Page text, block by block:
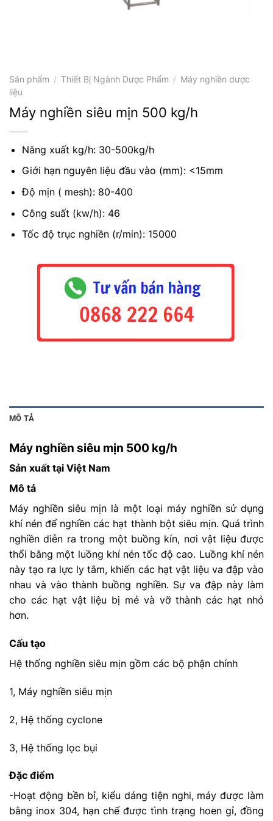
Sản phẩm / Thiết Bị Ngành Dược Phẩm / Máy nghiền dược
liệu
Máy nghiền siêu mịn 500 kg/h
Năng xuất kg/h: 30-500kg/h
Giới hạn nguyên liệu đầu vào (mm): <15mm
Độ mịn ( mesh): 80-400
Công suất (kw/h): 46
Tốc độ trục nghiền (r/min): 15000
MÔ TẢ
Máy nghiền siêu mịn 500 kg/h
Sản xuất tại Việt Nam
Mô tả
Máy nghiền siêu mịn là một loại máy nghiền sử dụng
khí nén để nghiền các hạt thành bột siêu mịn. Quá trình
nghiền diễn ra trong một buồng kín, nơi vật liệu được
thổi bằng một luồng khí nén tốc độ cao. Luồng khí nén
này tạo ra lực ly tâm, khiến các hạt vật liệu va đập vào
nhau và vào thành buồng nghiền. Sự va đập này làm
cho các hạt vật liệu bị mẻ và vỡ thành các hạt nhỏ
hơn.
Cấu tạo
Hệ thống nghiền siêu mịn gồm các bộ phận chính
1, Máy nghiền siêu mịn
2, Hệ thống cyclone
3, Hệ thống lọc bụi
Đặc điểm
-Hoạt động bền bỉ, kiểu dáng tiện nghi, máy được làm
bằng inox 304, hạn chế được tình trạng hoen gỉ, đồng